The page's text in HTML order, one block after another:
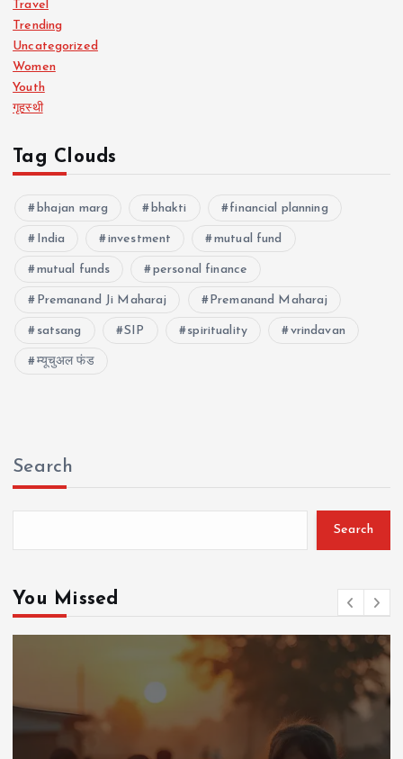
Travel
Trending
Uncategorized
Women
Youth
गृहस्थी
Tag Clouds
bhajan marg bhakti financial planning
India investment mutual fund
mutual funds personal finance
Premanand Ji Maharaj Premanand Maharaj
satsang SIP spirituality vrindavan
म्यूचुअल फंड
Search
Search
You Missed